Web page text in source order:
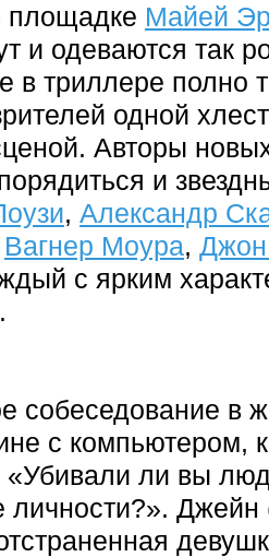
площадке Майей
и одеваются так
в триллере полно
одной
Авторы
и
, Александр
Вагнер Моура, Джон
с ярким
собеседование в
с компьютером,
«Убивали ли вы
личности?». Джейн